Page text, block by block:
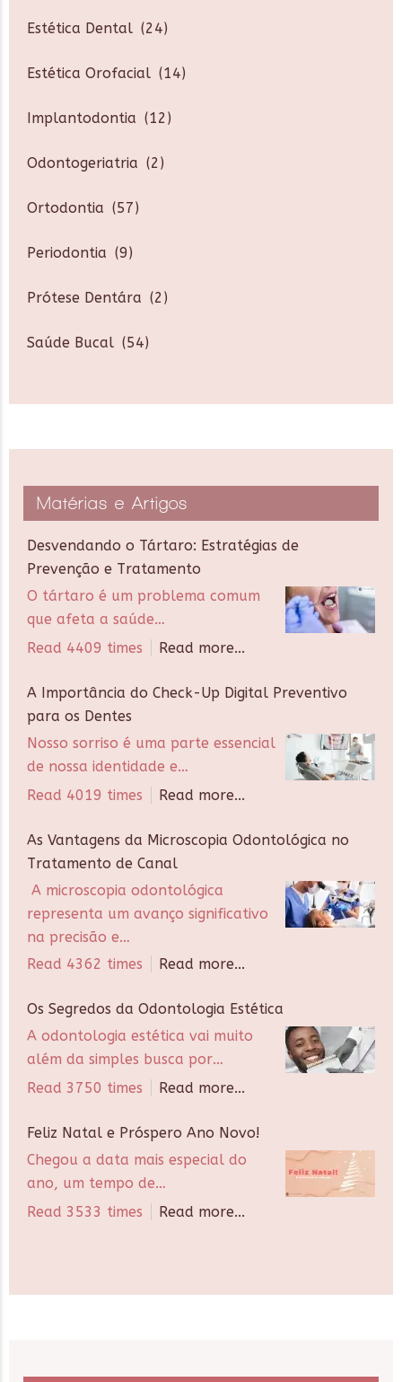
Estética Dental (24)
Estética Orofacial (14)
Implantodontia (12)
Odontogeriatria (2)
Ortodontia (57)
Periodontia (9)
Prótese Dentára (2)
Saúde Bucal (54)
Matérias e Artigos
Desvendando o Tártaro: Estratégias de
Prevenção e Tratamento
O tártaro é um problema comum
que afeta a saúde…
Read 4409 times
Read more...
A Importância do Check-Up Digital Preventivo
para os Dentes
Nosso sorriso é uma parte essencial
de nossa identidade e…
Read 4019 times
Read more...
As Vantagens da Microscopia Odontológica no
Tratamento de Canal
A microscopia odontológica
representa um avanço significativo
na precisão e…
Read 4362 times
Read more...
Os Segredos da Odontologia Estética
A odontologia estética vai muito
além da simples busca por…
Read 3750 times
Read more...
Feliz Natal e Próspero Ano Novo!
Chegou a data mais especial do
ano, um tempo de…
Read 3533 times
Read more...